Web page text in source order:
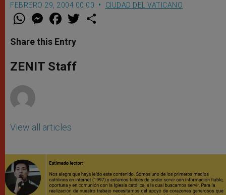
FEBRERO 29, 2004 00:00 CIUDAD DEL VATICANO
W
t
s
p
p
M
e
s
e
g
e
F
a
e
b
o
k
w
Share this Entry
ZENIT Staff
View all articles